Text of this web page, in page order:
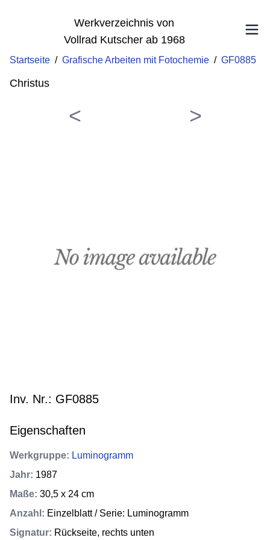
Werkverzeichnis von
Vollrad Kutscher ab 1968
Startseite / Grafische Arbeiten mit Fotochemie / GF0885
Christus
Inv. Nr.: GF0885
Eigenschaften
Werkgruppe: Luminogramm
Jahr: 1987
Maße: 30,5 x 24 cm
Anzahl : Einzelblatt / Serie: Luminogramm
Signatur: Rückseite, rechts unten
< >